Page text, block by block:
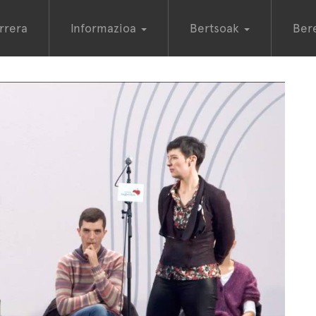
Informazioa Bertsoak